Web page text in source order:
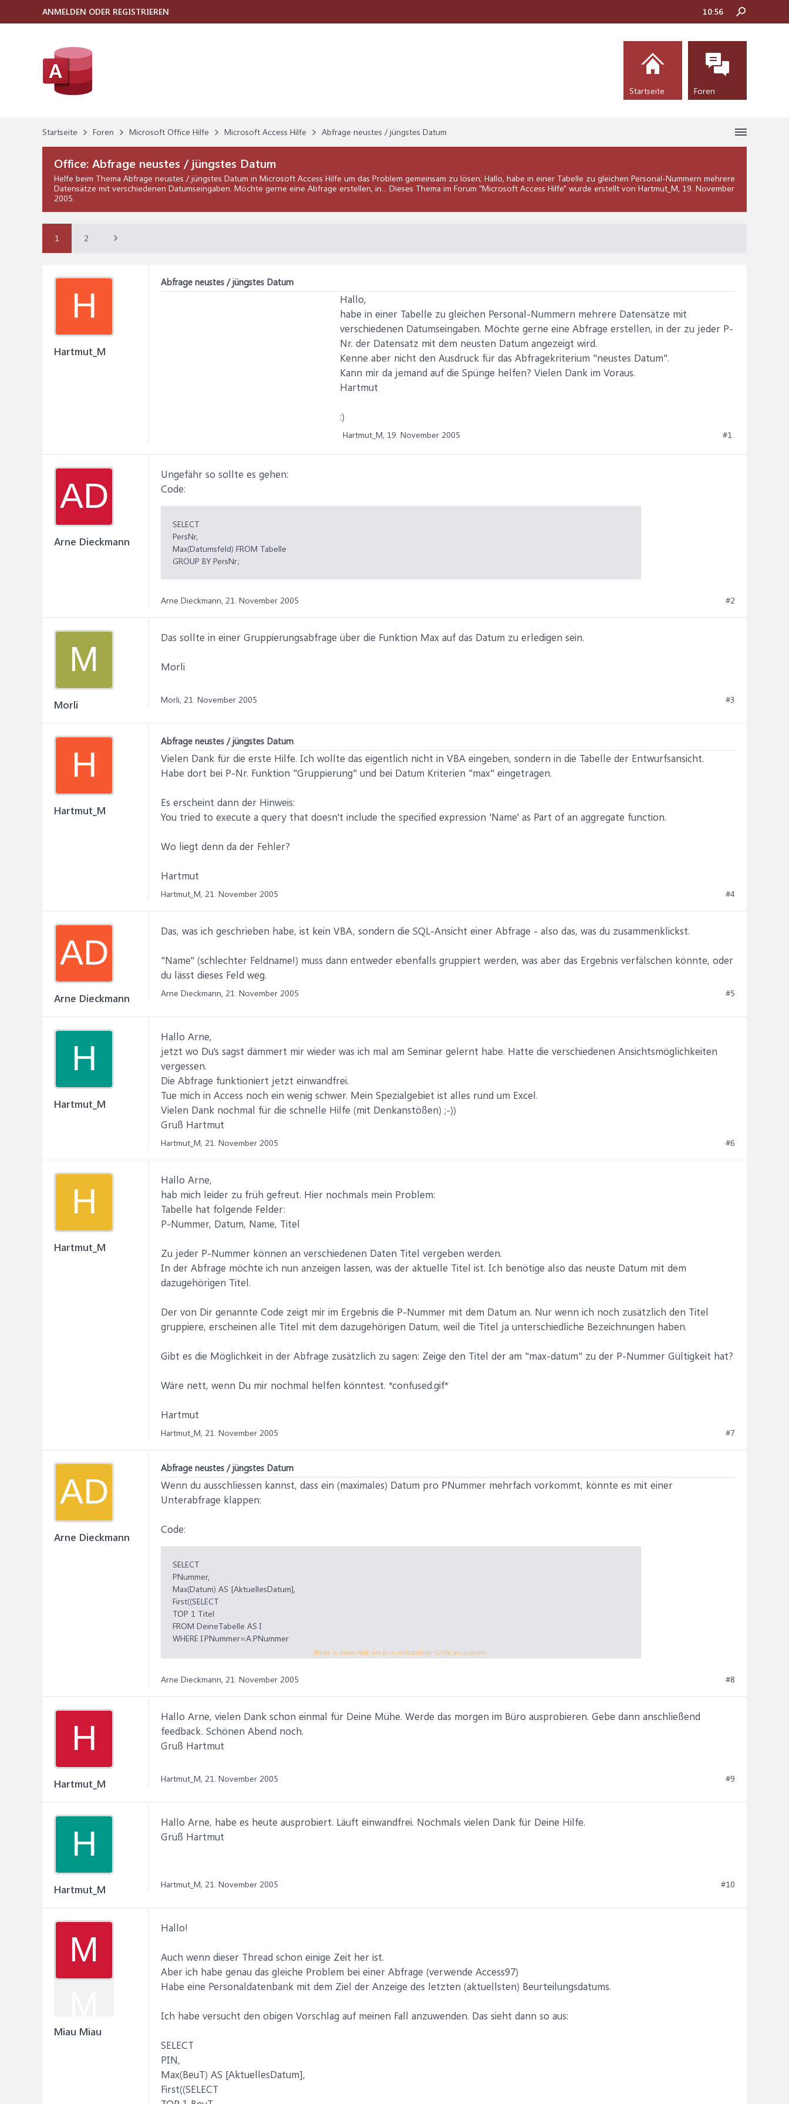
Startseite Foren Microsoft Office Hilfe Microsoft Access Hilfe Abfrage neustes / jüngstes Datum
Office: Abfrage neustes / jüngstes Datum
Helfe beim Thema Abfrage neustes / jüngstes Datum in Microsoft Access Hilfe um das Problem gemeinsam zu lösen; Hallo, habe in einer Tabelle zu gleichen Personal-Nummern mehrere
Datensätze mit verschiedenen Datumseingaben. Möchte gerne eine Abfrage erstellen, in... Dieses Thema im Forum "Microsoft Access Hilfe" wurde erstellt von Hartmut_M, 19. November
2005.
1 2
H
Hartmut_M
Abfrage neustes / jüngstes Datum
Hallo,
habe in einer Tabelle zu gleichen Personal-Nummern mehrere Datensätze mit
verschiedenen Datumseingaben. Möchte gerne eine Abfrage erstellen, in der zu jeder P-
Nr. der Datensatz mit dem neusten Datum angezeigt wird.
Kenne aber nicht den Ausdruck für das Abfragekriterium "neustes Datum".
Kann mir da jemand auf die Spünge helfen? Vielen Dank im Voraus.
Hartmut
:)
Hartmut_M, 19. November 2005 #1
AD
Arne Dieckmann
Ungefähr so sollte es gehen:
Code:
SELECT
PersNr,
Max(Datumsfeld) FROM Tabelle
GROUP BY PersNr;
Arne Dieckmann, 21. November 2005 #2
M
Morli
Das sollte in einer Gruppierungsabfrage über die Funktion Max auf das Datum zu erledigen sein.
Morli
Morli, 21. November 2005 #3
H
Hartmut_M
Abfrage neustes / jüngstes Datum
Vielen Dank für die erste Hilfe. Ich wollte das eigentlich nicht in VBA eingeben, sondern in die Tabelle der Entwurfsansicht.
Habe dort bei P-Nr. Funktion "Gruppierung" und bei Datum Kriterien "max" eingetragen.
Es erscheint dann der Hinweis:
You tried to execute a query that doesn't include the specified expression 'Name' as Part of an aggregate function.
Wo liegt denn da der Fehler?
Hartmut
Hartmut_M, 21. November 2005 #4
AD
Arne Dieckmann
Das, was ich geschrieben habe, ist kein VBA, sondern die SQL-Ansicht einer Abfrage - also das, was du zusammenklickst.
"Name" (schlechter Feldname!) muss dann entweder ebenfalls gruppiert werden, was aber das Ergebnis verfälschen könnte, oder
du lässt dieses Feld weg.
Arne Dieckmann, 21. November 2005 #5
H
Hartmut_M
Hallo Arne,
jetzt wo Du's sagst dämmert mir wieder was ich mal am Seminar gelernt habe. Hatte die verschiedenen Ansichtsmöglichkeiten
vergessen.
Die Abfrage funktioniert jetzt einwandfrei.
Tue mich in Access noch ein wenig schwer. Mein Spezialgebiet ist alles rund um Excel.
Vielen Dank nochmal für die schnelle Hilfe (mit Denkanstößen) ;-))
Gruß Hartmut
Hartmut_M, 21. November 2005 #6
H
Hartmut_M
Hallo Arne,
hab mich leider zu früh gefreut. Hier nochmals mein Problem:
Tabelle hat folgende Felder:
P-Nummer, Datum, Name, Titel
Zu jeder P-Nummer können an verschiedenen Daten Titel vergeben werden.
In der Abfrage möchte ich nun anzeigen lassen, was der aktuelle Titel ist. Ich benötige also das neuste Datum mit dem
dazugehörigen Titel.
Der von Dir genannte Code zeigt mir im Ergebnis die P-Nummer mit dem Datum an. Nur wenn ich noch zusätzlich den Titel
gruppiere, erscheinen alle Titel mit dem dazugehörigen Datum, weil die Titel ja unterschiedliche Bezeichnungen haben.
Gibt es die Möglichkeit in der Abfrage zusätzlich zu sagen: Zeige den Titel der am "max-datum" zu der P-Nummer Gültigkeit hat?
Wäre nett, wenn Du mir nochmal helfen könntest. *confused.gif*
Hartmut
Hartmut_M, 21. November 2005 #7
AD
Arne Dieckmann
Abfrage neustes / jüngstes Datum
Wenn du ausschliessen kannst, dass ein (maximales) Datum pro PNummer mehrfach vorkommt, könnte es mit einer
Unterabfrage klappen:
Code:
SELECT
PNummer,
Max(Datum) AS [AktuellesDatum],
First((SELECT
TOP 1 Titel
FROM DeineTabelle AS I
WHERE I.PNummer=A.PNummer
ORDER BY Datum DESC;)) AS LetzterTitel
GROUP BY A.PNummer;
Klicke in dieses Feld, um es in vollständiger Größe anzuzeigen.
Arne Dieckmann, 21. November 2005 #8
H
Hartmut_M
Hallo Arne, vielen Dank schon einmal für Deine Mühe. Werde das morgen im Büro ausprobieren. Gebe dann anschließend
feedback. Schönen Abend noch.
Gruß Hartmut
Hartmut_M, 21. November 2005 #9
H
Hartmut_M
Hallo Arne, habe es heute ausprobiert. Läuft einwandfrei. Nochmals vielen Dank für Deine Hilfe.
Gruß Hartmut
Hartmut_M, 21. November 2005 #10
M
Miau Miau
Hallo!
Auch wenn dieser Thread schon einige Zeit her ist.
Aber ich habe genau das gleiche Problem bei einer Abfrage (verwende Access97)
Habe eine Personaldatenbank mit dem Ziel der Anzeige des letzten (aktuellsten) Beurteilungsdatums.
Ich habe versucht den obigen Vorschlag auf meinen Fall anzuwenden. Das sieht dann so aus:
SELECT
PIN,
Max(BeuT) AS [AktuellesDatum],
First((SELECT
ANMELDEN ODER REGISTRIEREN 10:57
Startseite Foren